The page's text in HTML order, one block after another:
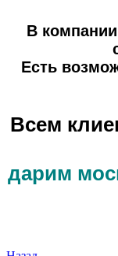
В
Есть
Всем
дарим